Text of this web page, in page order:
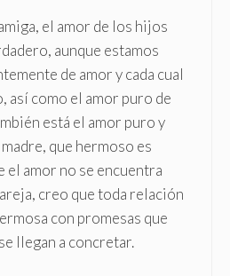
el amor de los hijos
aunque estamos
de amor y cada cual
así como el amor puro de
está el amor puro y
que hermoso es
el amor no se encuentra
creo que toda relación
con promesas que
llegan a concretar.